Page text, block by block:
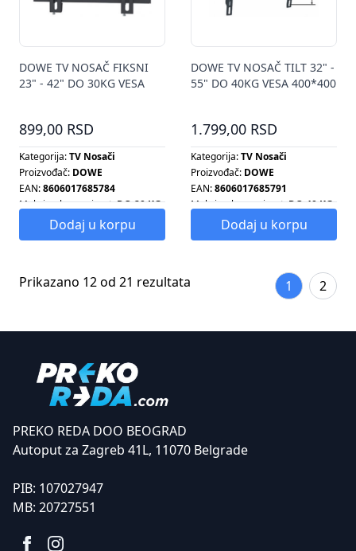
DOWE TV NOSAČ FIKSNI
23" - 42" DO 30KG VESA
899,00 RSD
Kategorija:TV Nosači
Proizvođač: DOWE
EAN:8606017685784
Maksimalna nosivost:DO 20 KG
Način montaže: ZIDNI
Dodaj u korpu
DOWE TV NOSAČ TILT 32" -
55" DO 40KG VESA 400*400
1.799,00 RSD
Kategorija:TV Nosači
Proizvođač: DOWE
EAN:8606017685791
Maksimalna nosivost:DO 40 KG
Način montaže: ZIDNI
Dodaj u korpu
Prikazano 12 od 21 rezultata 1 2
PREKO REDA DOO BEOGRAD
Autoput za Zagreb 41L, 11070 Belgrade
PIB: 107027947
MB: 20727551